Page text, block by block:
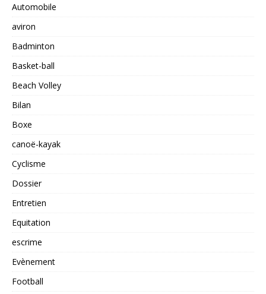
Automobile
aviron
Badminton
Basket-ball
Beach Volley
Bilan
Boxe
canoë-kayak
Cyclisme
Dossier
Entretien
Equitation
escrime
Evènement
Football